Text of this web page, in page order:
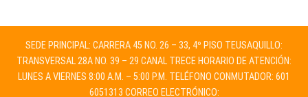
SEDE PRINCIPAL: CARRERA 45 NO. 26 – 33, 4º PISO TEUSAQUILLO:
TRANSVERSAL 28A NO. 39 – 29 CANAL TRECE HORARIO DE ATENCIÓN:
LUNES A VIERNES 8:00 A.M. – 5:00 P.M. TELÉFONO CONMUTADOR: 601
6051313 CORREO ELECTRÓNICO: